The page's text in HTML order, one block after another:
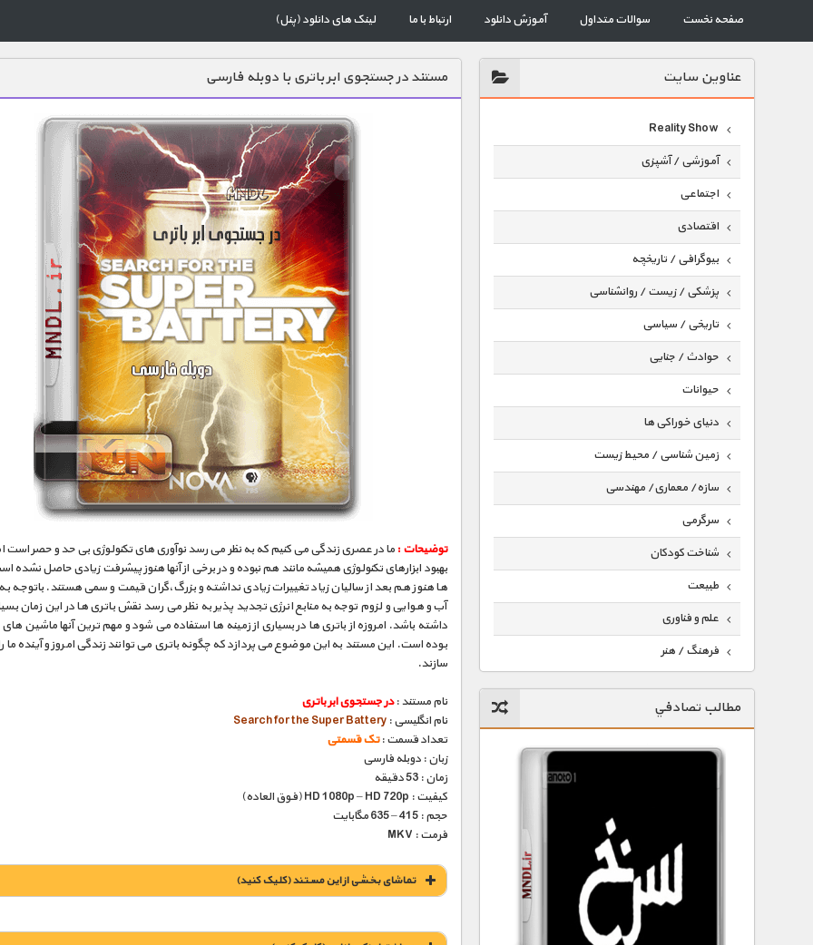
صفحه نخست سوالات متداول آموزش دانلود ارتباط با ما لینک های دانلود (پنل)
عناوين سايت
Reality Show
آموزشی / آشپزی
اجتماعی
اقتصادی
بیوگرافی / تاریخچه
پزشکی / زیست / روانشناسی
تاریخی / سیاسی
حوادث / جنایی
حیوانات
دنیای خوراکی ها
زمین شناسی / محیط زیست
سازه/ معماری/ مهندسی
سرگرمی
شناخت کودکان
طبیعت
علم و فناوری
فرهنگ / هنر
گردشگری
ماورایی
مطالب تصادفي
مستند در جستجوی ابر باتری با دوبله فارسی
توضیحات : ما در عصری زندگی می کنیم که به نظر می رسد نوآوری های تکنولوژی بی حد و حصر است
بهبود ابزارهای تکنولوژی همیشه مانند هم نبوده و در برخی از آنها هنوز پیشرفت زیادی حاصل نشده
ها هنوز هم بعد از سالیان زیاد تغییرات زیادی نداشته و بزرگ،گران قیمت و سمی هستند. باتوجه
آب و هوایی و لزوم توجه به منابع انرژی تجدید پذیر به نظر می رسد نقش باتری ها در این زمان
داشته باشد. امروزه از باتری ها در بسیاری از زمینه ها استفاده می شود و مهم ترین آنها ماشین های
بوده است. این مستند به این موضوع می پردازد که چگونه باتری می توانند زندگی امروز و آینده ما
سازند.
نام مستند :در جستجوی ابر باتری
نام انگلیسی :Search for the Super Battery
تعداد قسمت :تک قسمتی
زبان : دوبله فارسی
زمان : 53 دقیقه
کیفیت : HD 1080p – HD 720p (فوق العاده)
حجم : 415 – 635 مگابایت
فرمت : MKV
تماشای بخشی از این مستند (کلیک کنید)